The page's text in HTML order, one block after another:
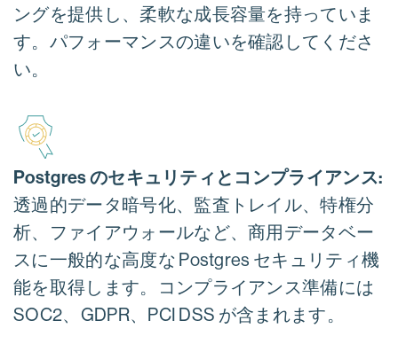
ングを提供し、柔軟な成長容量を持っていま
す。パフォーマンスの違いを確認してくださ
い。
Postgres のセキュリティとコンプライアンス:
透過的データ暗号化、監査トレイル、特権分
析、ファイアウォールなど、商用データベー
スに一般的な高度な Postgres セキュリティ機
能を取得します。コンプライアンス準備には
SOC2、GDPR、PCI DSS が含まれます。